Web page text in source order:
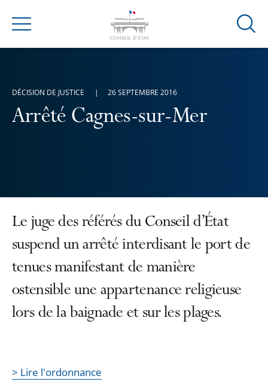
Menu
Ouvrir
Arrêté Cagnes-sur-Mer
DÉCISION DE JUSTICE 26 SEPTEMBRE 2016
Le juge des référés du Conseil d’État
suspend un arrêté interdisant le port de
tenues manifestant de manière
ostensible une appartenance religieuse
lors de la baignade et sur les plages.
> Lire l'ordonnance